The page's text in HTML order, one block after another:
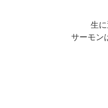
生
サーモン